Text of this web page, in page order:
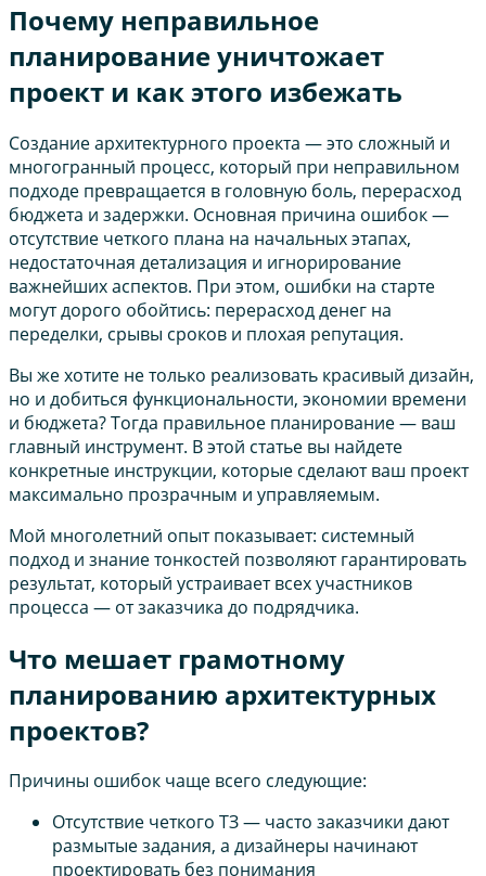
Почему неправильное
планирование уничтожает
проект и как этого избежать
Создание архитектурного проекта — это сложный и
многогранный процесс, который при неправильном
подходе превращается в головную боль, перерасход
бюджета и задержки. Основная причина ошибок —
отсутствие четкого плана на начальных этапах,
недостаточная детализация и игнорирование
важнейших аспектов. При этом, ошибки на старте
могут дорого обойтись: перерасход денег на
переделки, срывы сроков и плохая репутация.
Вы же хотите не только реализовать красивый дизайн,
но и добиться функциональности, экономии времени
и бюджета? Тогда правильное планирование — ваш
главный инструмент. В этой статье вы найдете
конкретные инструкции, которые сделают ваш проект
максимально прозрачным и управляемым.
Мой многолетний опыт показывает: системный
подход и знание тонкостей позволяют гарантировать
результат, который устраивает всех участников
процесса — от заказчика до подрядчика.
Что мешает грамотному
планированию архитектурных
проектов?
Причины ошибок чаще всего следующие:
Отсутствие четкого ТЗ — часто заказчики дают
размытые задания, а дизайнеры начинают
проектировать без понимания